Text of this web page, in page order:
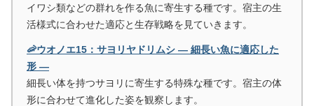
イワシ類などの群れを作る魚に寄生する種です。宿主の生
活様式に合わせた適応と生存戦略を見ていきます。
🦐ウオノエ15：サヨリヤドリムシ ― 細長い魚に適応した
形 ―
細長い体を持つサヨリに寄生する特殊な種です。宿主の体
形に合わせて進化した姿を観察します。